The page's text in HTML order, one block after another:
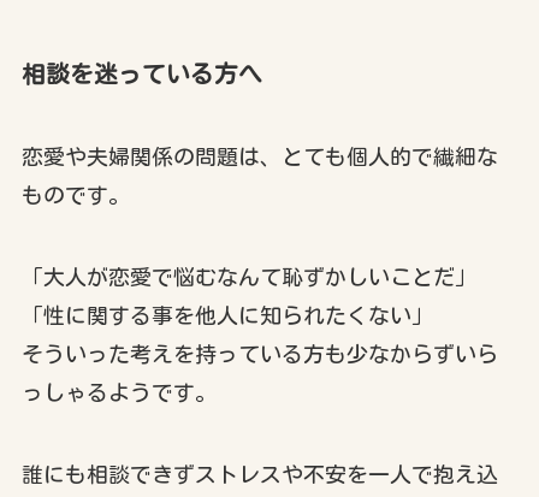
相談を迷っている方へ
恋愛や夫婦関係の問題は、とても個人的で繊細な
ものです。
「大人が恋愛で悩むなんて恥ずかしいことだ」
「性に関する事を他人に知られたくない」
そういった考えを持っている方も少なからずいら
っしゃるようです。
誰にも相談できずストレスや不安を一人で抱え込